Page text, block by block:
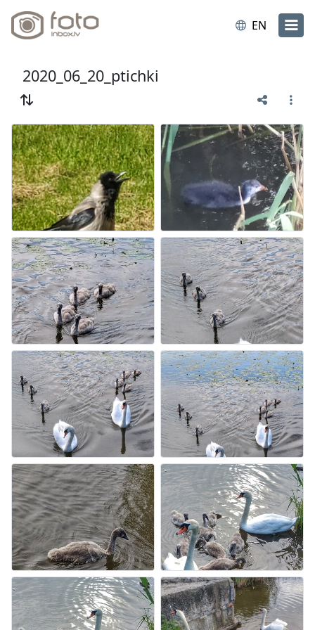
EN
2020_06_20_ptichki